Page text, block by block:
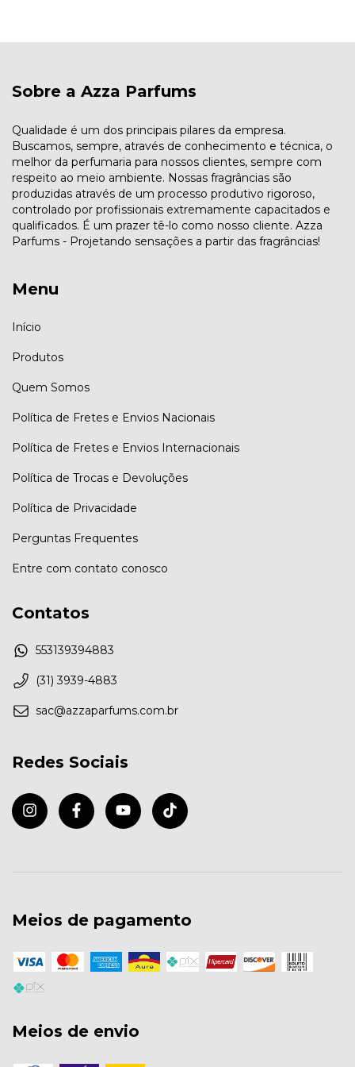
Sobre a Azza Parfums
Qualidade é um dos principais pilares da empresa.
Buscamos, sempre, através de conhecimento e técnica, o
melhor da perfumaria para nossos clientes, sempre com
respeito ao meio ambiente. Nossas fragrâncias são
produzidas através de um processo produtivo rigoroso,
controlado por profissionais extremamente capacitados e
qualificados. É um prazer tê-lo como nosso cliente. Azza
Parfums - Projetando sensações a partir das fragrâncias!
Menu
Início
Produtos
Quem Somos
Política de Fretes e Envios Nacionais
Política de Fretes e Envios Internacionais
Política de Trocas e Devoluções
Política de Privacidade
Perguntas Frequentes
Entre com contato conosco
Contatos
553139394883
(31) 3939-4883
sac@azzaparfums.com.br
Redes Sociais
Meios de pagamento
Meios de envio